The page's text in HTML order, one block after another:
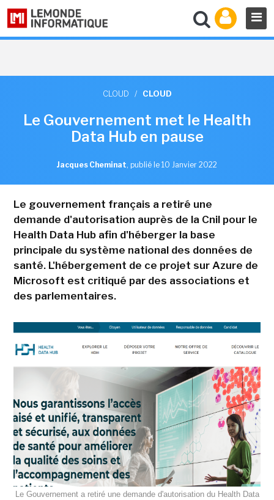
CLOUD / CLOUD
Le Gouvernement met le Health
Data Hub en pause
Jacques Cheminat, publié le 10 Janvier 2022
Le gouvernement français a retiré une
demande d'autorisation auprès de la Cnil pour le
Health Data Hub afin d'héberger la base
principale du système national des données de
santé. L'hébergement de ce projet sur Azure de
Microsoft est critiqué par des associations et
des parlementaires.
Le Gouvernement a retiré une demande d'autorisation du Health Data